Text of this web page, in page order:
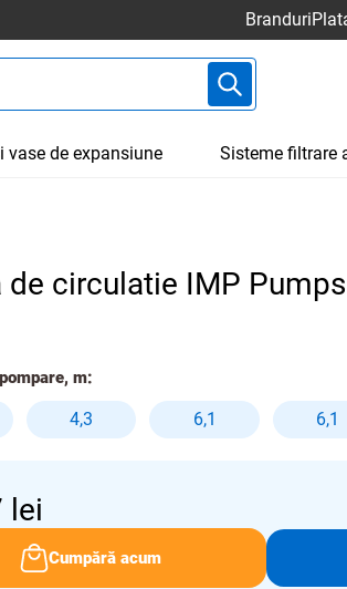
Branduri
vase de expansiune Sisteme filtrare
de circulatie IMP
m:
4,3 6,1 6,1
lei
Cumpără acum